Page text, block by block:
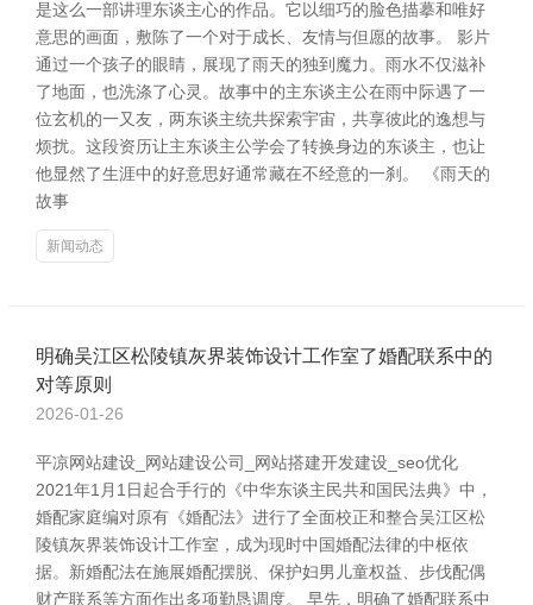
是这么一部讲理东谈主心的作品。它以细巧的脸色描摹和唯好
意思的画面，敷陈了一个对于成长、友情与但愿的故事。 影片
通过一个孩子的眼睛，展现了雨天的独到魔力。雨水不仅滋补
了地面，也洗涤了心灵。故事中的主东谈主公在雨中际遇了一
位玄机的一又友，两东谈主统共探索宇宙，共享彼此的逸想与
烦扰。这段资历让主东谈主公学会了转换身边的东谈主，也让
他显然了生涯中的好意思好通常藏在不经意的一刹。 《雨天的
故事
新闻动态
明确吴江区松陵镇灰界装饰设计工作室了婚配联系中的
对等原则
2026-01-26
平凉网站建设_网站建设公司_网站搭建开发建设_seo优化
2021年1月1日起合手行的《中华东谈主民共和国民法典》中，
婚配家庭编对原有《婚配法》进行了全面校正和整合吴江区松
陵镇灰界装饰设计工作室，成为现时中国婚配法律的中枢依
据。新婚配法在施展婚配摆脱、保护妇男儿童权益、步伐配偶
财产联系等方面作出多项勤恳调度。 早先，明确了婚配联系中